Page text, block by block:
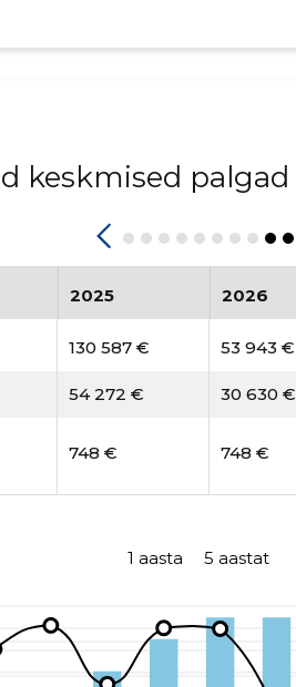
keskmised palgad
2025 2026
130 587 € 53 943 €
54 272 € 30 630 €
748 € 748 €
1 aasta 5 aastat